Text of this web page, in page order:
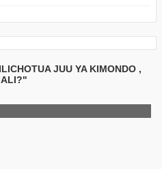
JUU YA KIMONDO ,